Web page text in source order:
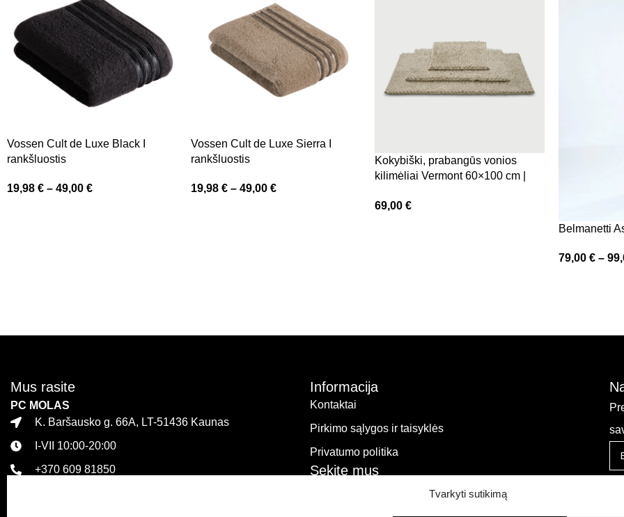
Tvarkyti sutikimą
Vossen Cult de Luxe Black I
rankšluostis
19,98 € – 49,00 €
Vossen Cult de Luxe Sierra I
rankšluostis
19,98 € – 49,00 €
Kokybiški, prabangūs vonios
kilimėliai Vermont 60×100 cm |
69,00 €
Belmanetti
79,00 € –
Mus rasite
PC MOLAS
K. Baršausko g. 66A, LT-51436 Kaunas
I-VII 10:00-20:00
+370 609 81850
Informacija
Kontaktai
Pirkimo sąlygos ir taisyklės
Privatumo politika
Sekite mus